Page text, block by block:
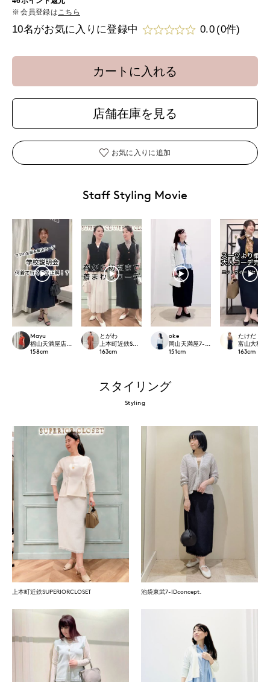
会員登録は こちら
10名がお気に入りに登録中 0.0 (0件)
カートに入れる
店舗在庫を見る
お気に入りに追加
Staff Styling Movie
Mayu
福山天満屋店INED/7-IDconcept./Maglie
158cm
とがわ
上本町近鉄SUPERIORCLOSET
163cm
oke
岡山天満屋7-IDconcept.
151cm
たけだ
富山大和
163cm
スタイリング
Styling
上本町近鉄SUPERIORCLOSET 池袋東武7-IDconcept.